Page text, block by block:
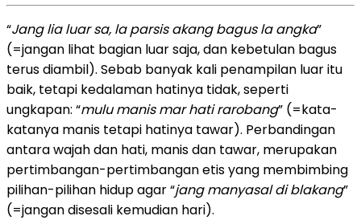
“Jang lia luar sa, la parsis akang bagus la angka”
(=jangan lihat bagian luar saja, dan kebetulan bagus
terus diambil). Sebab banyak kali penampilan luar itu
baik, tetapi kedalaman hatinya tidak, seperti
ungkapan: “mulu manis mar hati rarobang” (=kata-
katanya manis tetapi hatinya tawar). Perbandingan
antara wajah dan hati, manis dan tawar, merupakan
pertimbangan-pertimbangan etis yang membimbing
pilihan-pilihan hidup agar “jang manyasal di blakang”
(=jangan disesali kemudian hari).